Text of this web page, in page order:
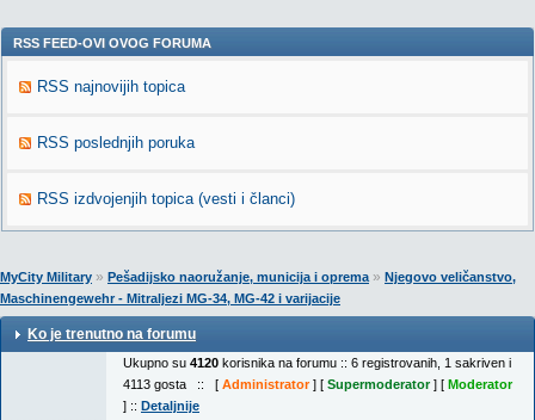
RSS FEED-OVI OVOG FORUMA
RSS najnovijih topica
RSS poslednjih poruka
RSS izdvojenjih topica (vesti i članci)
MyCity Military » Pešadijsko naoružanje, municija i oprema» Njegovo veličanstvo,
Maschinengewehr - Mitraljezi MG-34, MG-42 i varijacije
Ko je trenutno na forumu
Ukupno su 4120 korisnika na forumu :: 6 registrovanih, 1 sakriven i
4113 gosta :: [ Administrator] [ Supermoderator] [ Moderator
] :: Detaljnije